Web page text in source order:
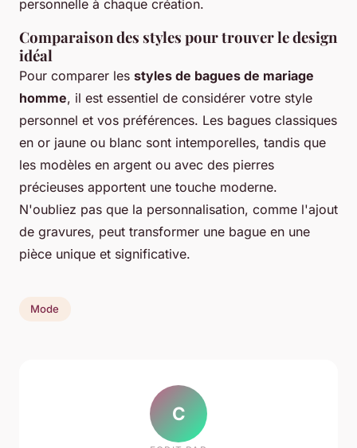
personnelle à chaque création.
Comparaison des styles pour trouver le design
idéal
Pour comparer les styles de bagues de mariage
homme, il est essentiel de considérer votre style
personnel et vos préférences. Les bagues classiques
en or jaune ou blanc sont intemporelles, tandis que
les modèles en argent ou avec des pierres
précieuses apportent une touche moderne.
N'oubliez pas que la personnalisation, comme l'ajout
de gravures, peut transformer une bague en une
pièce unique et significative.
Mode
C